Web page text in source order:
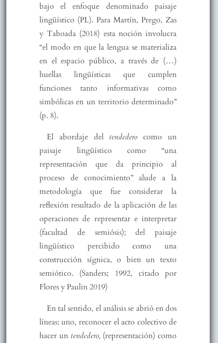
bajo el enfoque denominado paisaje
lingüístico (PL). Para Martín, Prego, Zas
y Taboada (2018) esta noción involucra
“el modo en que la lengua se materializa
en el espacio público, a través de (…)
huellas lingüísticas que cumplen
funciones tanto informativas como
simbólicas en un territorio determinado”
(p. 8).
El abordaje del tendedero como un
paisaje lingüístico como “una
representación que da principio al
proceso de conocimiento” alude a la
metodología que fue considerar la
reflexión resultado de la aplicación de las
operaciones de representar e interpretar
(facultad de semiósis); del paisaje
lingüístico percibido como una
construcción sígnica, o bien un texto
semiótico. (Sanders; 1992, citado por
Flores y Paulin 2019)
En tal sentido, el análisis se abrió en dos
líneas: uno, reconocer el acto colectivo de
hacer un tendedero, (representación) como